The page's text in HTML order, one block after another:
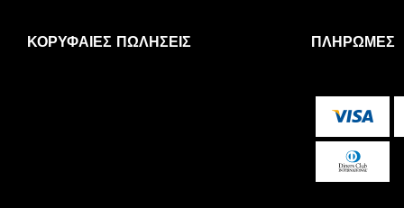
ΚΟΡΥΦΑΊΕΣ ΠΩΛΉΣΕΙΣ ΠΛΗΡΩΜΈΣ